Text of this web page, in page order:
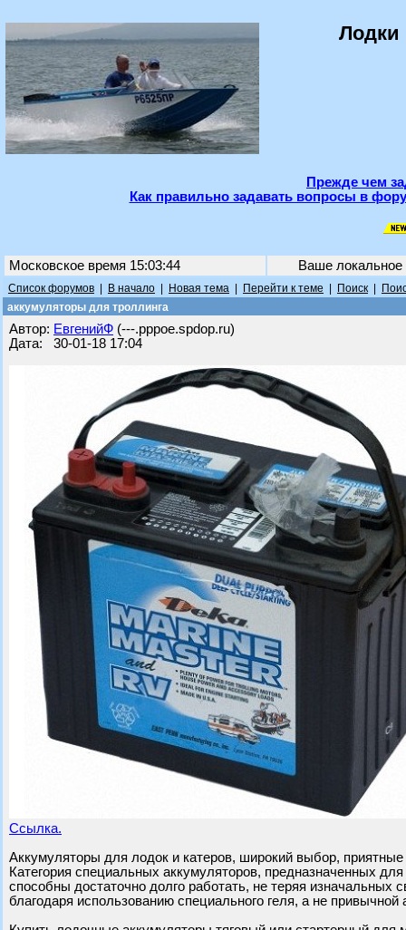
Лодки
Прежде чем
Как правильно задавать вопросы в
Московское время 15:03:44 Ваше
Список форумов В начало Новая тема Перейти к теме Поиск
аккумуляторы для троллинга
Автор: ЕвгенийФ (---.pppoe.spdop.ru)
Дата: 30-01-18 17:04
Ссылка.
Аккумуляторы для лодок и катеров, широкий выбор,
Категория специальных аккумуляторов, предназначенных
способны достаточно долго работать, не теряя изначальных
благодаря использованию специального геля, а не привычной